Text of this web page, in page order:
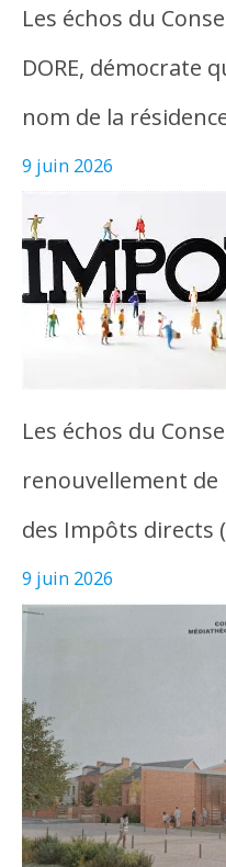
Les échos du
DORE, démocrate
nom de la
9 juin 2026
Les échos du
renouvellement de
des Impôts directs
9 juin 2026